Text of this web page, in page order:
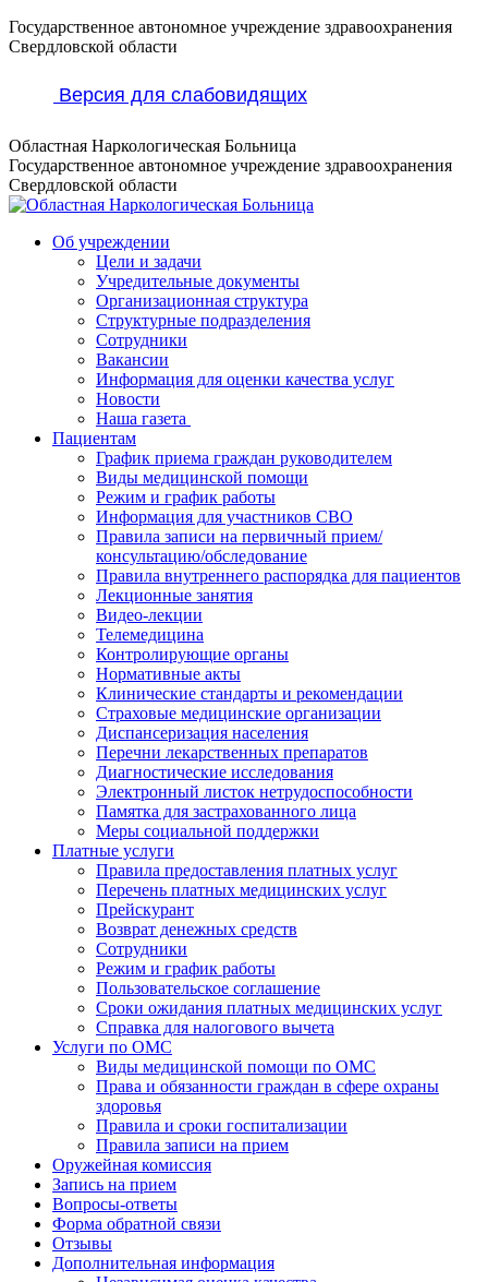
Перейти
к
Государственное автономное учреждение здравоохранения
Свердловской области
Версия для слабовидящих
Областная Наркологическая Больница
Государственное автономное учреждение здравоохранения
Свердловской области
Об учреждении
Цели и задачи
Учредительные документы
Организационная структура
Структурные подразделения
Сотрудники
Вакансии
Информация для оценки качества услуг
Новости
​​Наша газета
Пациентам
График приема граждан руководителем
Виды медицинской помощи
Режим и график работы
Информация для участников СВО
Правила записи на первичный прием/
консультацию/обследование
Правила внутреннего распорядка для пациентов
Лекционные занятия
Видео-лекции
Телемедицина
Контролирующие органы
Нормативные акты
Клинические стандарты и рекомендации
Страховые медицинские организации
Диспансеризация населения
Перечни лекарственных препаратов
Диагностические исследования
Электронный листок нетрудоспособности
Памятка для застрахованного лица
Меры социальной поддержки
Платные услуги
Правила предоставления платных услуг
Перечень платных медицинских услуг
Прейскурант
Возврат денежных средств
Сотрудники
Режим и график работы
Пользовательское соглашение
Сроки ожидания платных медицинских услуг
Справка для налогового вычета
Услуги по ОМС
Виды медицинской помощи по ОМС
Права и обязанности граждан в сфере охраны
здоровья
Правила и сроки госпитализации
Правила записи на прием
Оружейная комиссия
Запись на прием
Вопросы-ответы
Форма обратной связи
Отзывы
Дополнительная информация